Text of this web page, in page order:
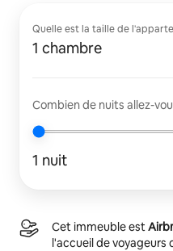
Quelle est la taille de
1 chambre
Combien de nuits allez-
1 nuit
Cet immeuble est
l'accueil de